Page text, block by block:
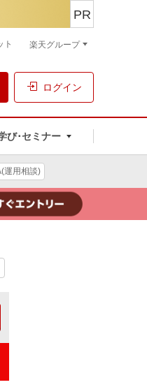
ログイン
び･セミナー
PR
ト 楽天グループ
運用相談)